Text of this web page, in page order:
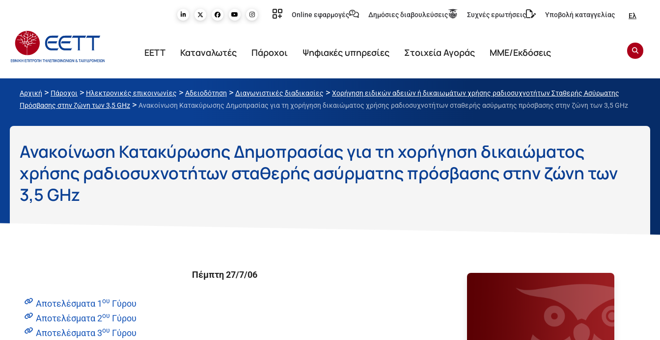
Online εφαρμογές Δημόσιες διαβουλεύσεις Συχνές ερωτήσεις Υποβολή καταγγελίας Ελ
ΕΕΤΤ Καταναλωτές Πάροχοι Ψηφιακές υπηρεσίες Στοιχεία Αγοράς ΜΜΕ/Εκδόσεις
Αρχική > Πάροχοι > Ηλεκτρονικές επικοινωνίες > Αδειοδότηση > Διαγωνιστικές διαδικασίες > Χορήγηση ειδικών αδειών ή δικαιωμάτων χρήσης ραδιοσυχνοτήτων Σταθερής Ασύρματης
Πρόσβασης στην ζώνη των 3,5 GHz > Ανακοίνωση Κατακύρωσης Δημοπρασίας για τη χορήγηση δικαιώματος χρήσης ραδιοσυχνοτήτων σταθερής ασύρματης πρόσβασης στην ζώνη των 3,5 GHz
Ανακοίνωση Κατακύρωσης Δημοπρασίας για τη χορήγηση δικαιώματος
χρήσης ραδιοσυχνοτήτων σταθερής ασύρματης πρόσβασης στην ζώνη των
3,5 GHz
Πέμπτη 27/7/06
Αποτελέσματα 1ου Γύρου
Αποτελέσματα 2ου Γύρου
Αποτελέσματα 3ου Γύρου